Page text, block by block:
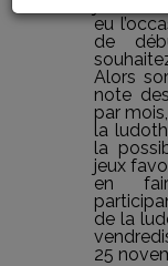
eu
de
Alors
note
par
la
la
jeux
en
de la
25